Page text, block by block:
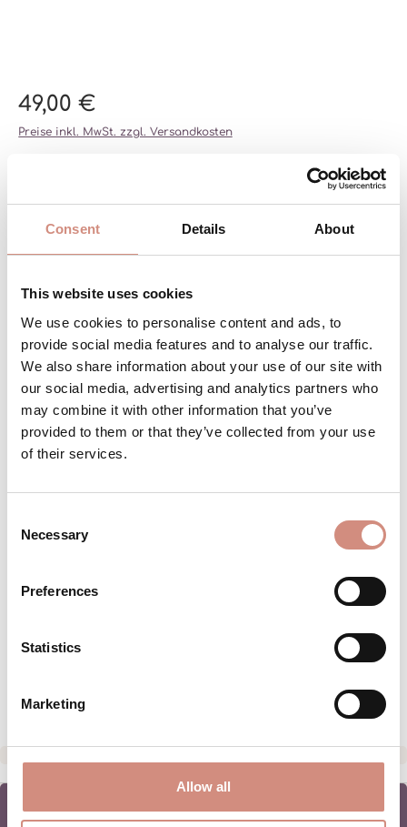
Consent Details About
This website uses cookies
We use cookies to personalise content and ads, to
provide social media features and to analyse our traffic.
We also share information about your use of our site with
our social media, advertising and analytics partners who
may combine it with other information that you’ve
provided to them or that they’ve collected from your use
of their services.
Selection
Necessary
Preferences
Statistics
Marketing
Allow all
49,00 €
Preise inkl. MwSt. zzgl. Versandkosten
SCHWARZBURGUNDY
(DIESE OPTION IST ZURZEIT NICHT VERFÜGBAR.)
(DIESE OPTION IST ZURZEIT NICHT
AGAVE
(DIESE OPTION IST ZURZEIT NICHT
DEEP MAUDE(DIESE OPTION IST
OAT(DIESE OPTION
Produkt Anzahl: Gib den
IN DEN WARENKORB
Elasthan - Membran: 100%…